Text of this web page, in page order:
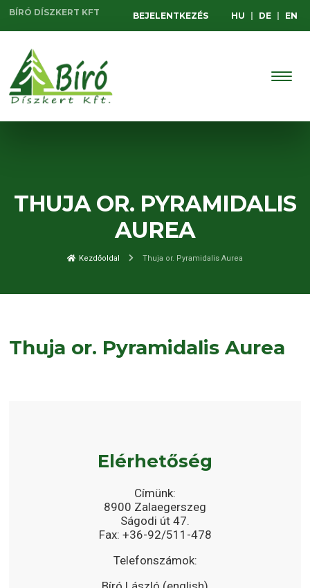
BÍRÓ DÍSZKERT KFT BEJELENTKEZÉS HU DE EN
THUJA OR. PYRAMIDALIS
AUREA
Kezdőoldal Thuja or. Pyramidalis Aurea
Thuja or. Pyramidalis Aurea
Elérhetőség
Címünk:
8900 Zalaegerszeg
Ságodi út 47.
Fax: +36-92/511-478
Telefonszámok: